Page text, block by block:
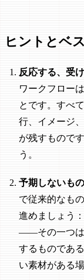
ヒントとベ
反応する、受
ワークフロー
とです。すべ
行、イメージ
が残すもので
う。
予期しないも
で従来的なも
進めましょう
——その一つは
するものであ
い素材がある